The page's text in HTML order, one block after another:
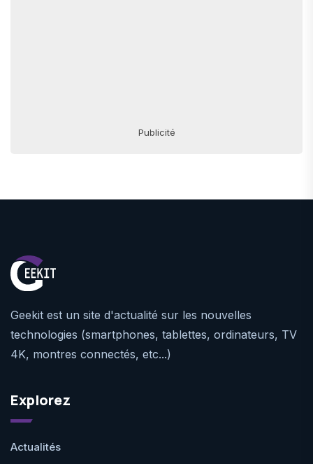
Publicité
Geekit est un site d'actualité sur les nouvelles
technologies (smartphones, tablettes, ordinateurs, TV
4K, montres connectés, etc...)
Explorez
Actualités